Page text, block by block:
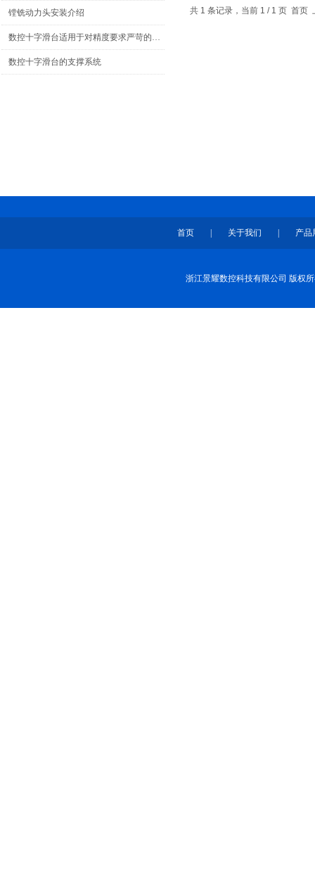
镗铣动力头安装介绍
数控十字滑台适用于对精度要求严苛的加工工艺
数控十字滑台的支撑系统
共 1 条记录，当前 1 / 1 页 首
首页 关于我们 产品
浙江景耀数控科技有限公司 版权